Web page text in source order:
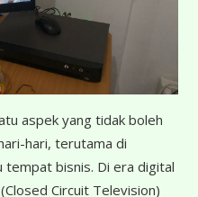
aspek yang tidak boleh
hari, terutama di
tempat bisnis. Di era digital
Circuit Television)